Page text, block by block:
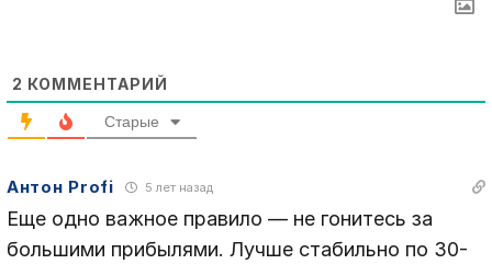
2 КОММЕНТАРИЙ
Старые
Антон Profi 5 лет назад
Еще одно важное правило — не гонитесь за
большими прибылями. Лучше стабильно по 30-